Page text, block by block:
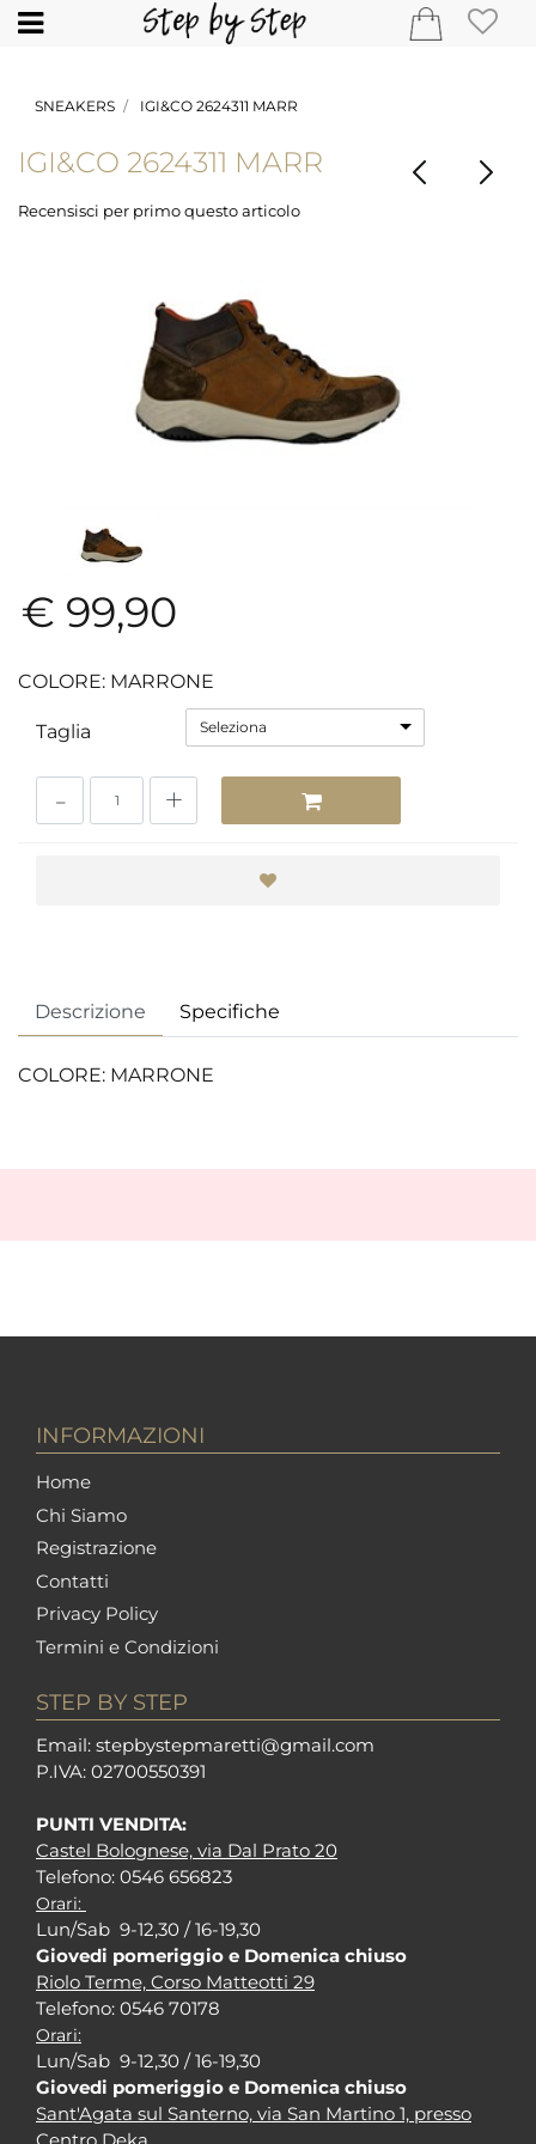
Open
SNEAKERS IGI&CO 2624311 MARR
IGI&CO 2624311 MARR
Recensisci per primo questo articolo
€ 99,90
COLORE: MARRONE
Taglia Seleziona
Descrizione Specifiche
COLORE: MARRONE
INFORMAZIONI
Home
Chi Siamo
Registrazione
Contatti
Privacy Policy
Termini e Condizioni
STEP BY STEP
Email: stepbystepmaretti@gmail.com
P.IVA: 02700550391
PUNTI VENDITA:
Castel Bolognese, via Dal Prato 20
Telefono: 0546 656823
Orari:
Lun/Sab 9-12,30 / 16-19,30
Giovedi pomeriggio e Domenica chiuso
Riolo Terme, Corso Matteotti 29
Telefono: 0546 70178
Orari:
Lun/Sab 9-12,30 / 16-19,30
Giovedi pomeriggio e Domenica chiuso
Sant'Agata sul Santerno, via San Martino 1, presso